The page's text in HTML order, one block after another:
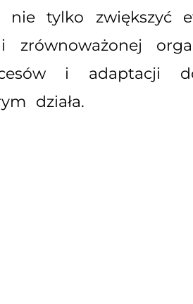
nie tylko zwiększyć
zrównoważonej
i adaptacji
działa.